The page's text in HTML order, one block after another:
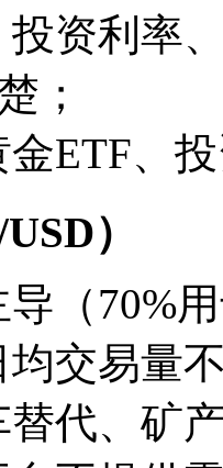
投资利率
；
金ETF、
）
导（70%
均交易量
替代、矿